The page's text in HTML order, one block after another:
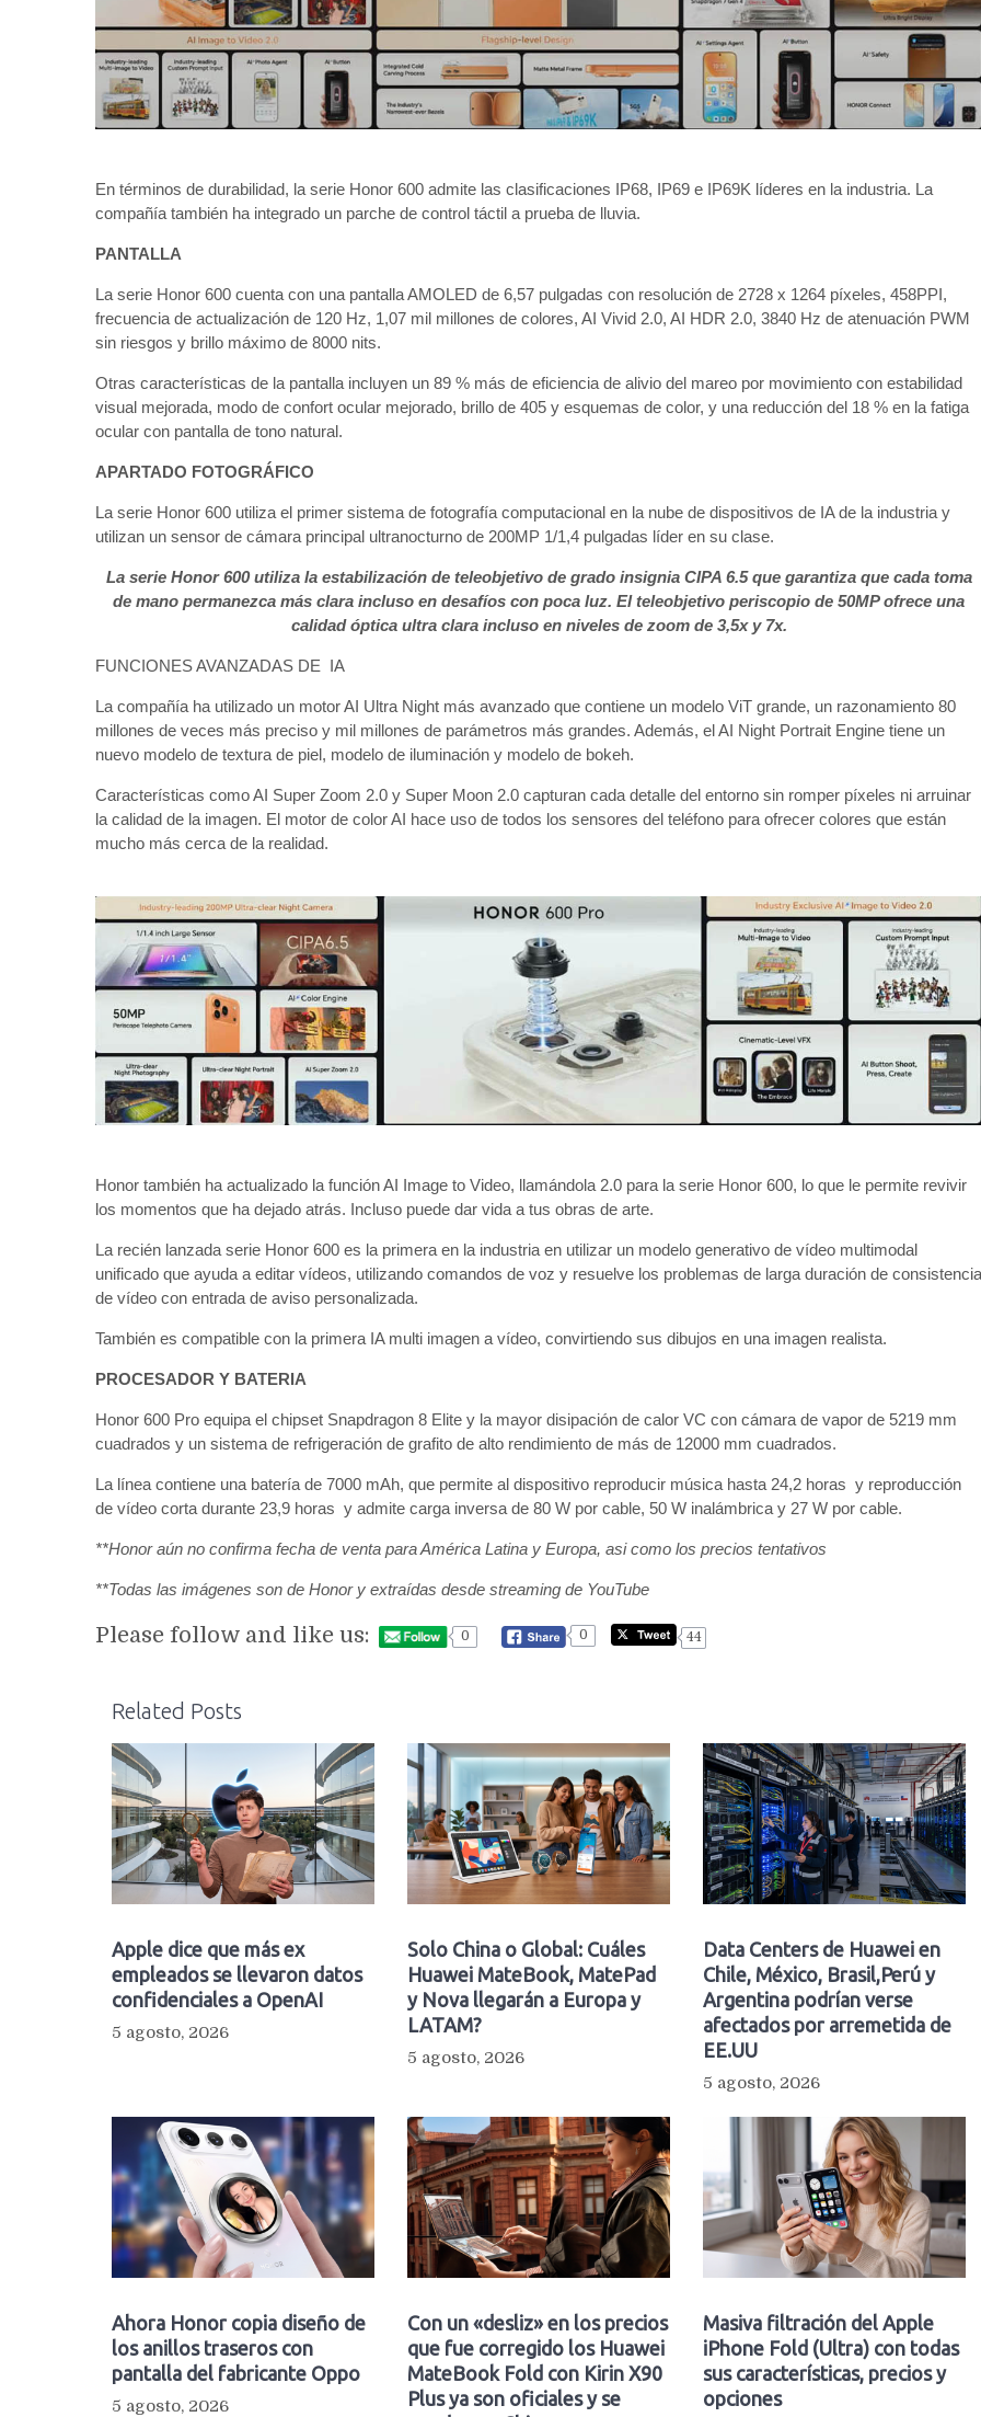
En términos de durabilidad, la serie Honor 600 admite las clasificaciones IP68, IP69 e IP69K líderes en la industria. La
compañía también ha integrado un parche de control táctil a prueba de lluvia.
PANTALLA
La serie Honor 600 cuenta con una pantalla AMOLED de 6,57 pulgadas con resolución de 2728 x 1264 píxeles, 458PPI,
frecuencia de actualización de 120 Hz, 1,07 mil millones de colores, AI Vivid 2.0, AI HDR 2.0, 3840 Hz de atenuación PWM
sin riesgos y brillo máximo de 8000 nits.
Otras características de la pantalla incluyen un 89 % más de eficiencia de alivio del mareo por movimiento con estabilidad
visual mejorada, modo de confort ocular mejorado, brillo de 405 y esquemas de color, y una reducción del 18 % en la fatiga
ocular con pantalla de tono natural.
APARTADO FOTOGRÁFICO
La serie Honor 600 utiliza el primer sistema de fotografía computacional en la nube de dispositivos de IA de la industria y
utilizan un sensor de cámara principal ultranocturno de 200MP 1/1,4 pulgadas líder en su clase.
La serie Honor 600 utiliza la estabilización de teleobjetivo de grado insignia CIPA 6.5 que garantiza que cada toma
de mano permanezca más clara incluso en desafíos con poca luz. El teleobjetivo periscopio de 50MP ofrece una
calidad óptica ultra clara incluso en niveles de zoom de 3,5x y 7x.
FUNCIONES AVANZADAS DE IA
La compañía ha utilizado un motor AI Ultra Night más avanzado que contiene un modelo ViT grande, un razonamiento 80
millones de veces más preciso y mil millones de parámetros más grandes. Además, el AI Night Portrait Engine tiene un
nuevo modelo de textura de piel, modelo de iluminación y modelo de bokeh.
Características como AI Super Zoom 2.0 y Super Moon 2.0 capturan cada detalle del entorno sin romper píxeles ni arruinar
la calidad de la imagen. El motor de color AI hace uso de todos los sensores del teléfono para ofrecer colores que están
mucho más cerca de la realidad.
Honor también ha actualizado la función AI Image to Video, llamándola 2.0 para la serie Honor 600, lo que le permite revivir
los momentos que ha dejado atrás. Incluso puede dar vida a tus obras de arte.
La recién lanzada serie Honor 600 es la primera en la industria en utilizar un modelo generativo de vídeo multimodal
unificado que ayuda a editar vídeos, utilizando comandos de voz y resuelve los problemas de larga duración de consistencia
de vídeo con entrada de aviso personalizada.
También es compatible con la primera IA multi imagen a vídeo, convirtiendo sus dibujos en una imagen realista.
PROCESADOR Y BATERIA
Honor 600 Pro equipa el chipset Snapdragon 8 Elite y la mayor disipación de calor VC con cámara de vapor de 5219 mm
cuadrados y un sistema de refrigeración de grafito de alto rendimiento de más de 12000 mm cuadrados.
La línea contiene una batería de 7000 mAh, que permite al dispositivo reproducir música hasta 24,2 horas y reproducción
de vídeo corta durante 23,9 horas y admite carga inversa de 80 W por cable, 50 W inalámbrica y 27 W por cable.
**Honor aún no confirma fecha de venta para América Latina y Europa, asi como los precios tentativos
**Todas las imágenes son de Honor y extraídas desde streaming de YouTube
Please follow and like us: 0 0 44
Related Posts
Apple dice que más ex
empleados se llevaron datos
confidenciales a OpenAI
5 agosto, 2026
Solo China o Global: Cuáles
Huawei MateBook, MatePad
y Nova llegarán a Europa y
LATAM?
5 agosto, 2026
Data Centers de Huawei en
Chile, México, Brasil,Perú y
Argentina podrían verse
afectados por arremetida de
EE.UU
5 agosto, 2026
Ahora Honor copia diseño de
los anillos traseros con
pantalla del fabricante Oppo
5 agosto, 2026
Con un «desliz» en los precios
que fue corregido los Huawei
MateBook Fold con Kirin X90
Plus ya son oficiales y se
Masiva filtración del Apple
iPhone Fold (Ultra) con todas
sus características, precios y
opciones